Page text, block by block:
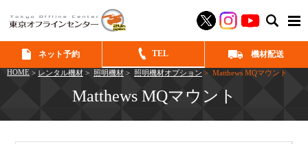
ネット予約 TEL 機材配送
HOME > レンタル機材 > 照明機材 > 照明機材オプション > Matthews MQマウント
Matthews MQマウント